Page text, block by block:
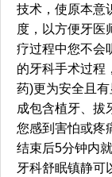
技术，使原本意
度，以方便牙医
疗过程中您不会
的牙科手术过程
药)更为安全且
成包含植牙、拔
您感到害怕或疼
结束后5分钟内
牙科舒眠镇静可